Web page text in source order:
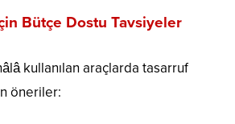
Bütçe Dostu Tavsiyeler
kullanılan araçlarda tasarruf
öneriler: